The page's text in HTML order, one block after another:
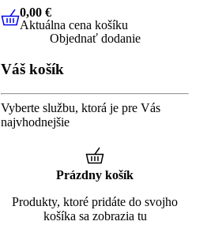
0,00 €Aktuálna cena košíku
0,00 €
Aktuálna cena košíku
Objednať dodanie
Váš košík
Vyberte službu, ktorá je pre Vás
najvhodnejšie
Prázdny košík
Produkty, ktoré pridáte do svojho
košíka sa zobrazia tu